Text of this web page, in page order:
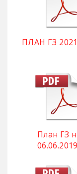
ПЛАН ГЗ
План ГЗ